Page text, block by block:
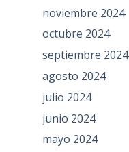
noviembre 2024
octubre 2024
septiembre 2024
agosto 2024
julio 2024
junio 2024
mayo 2024